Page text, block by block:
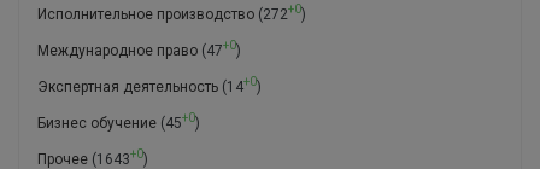
Исполнительное производство (272+0)
Международное право (47+0)
Экспертная деятельность (14+0)
Бизнес обучение (45+0)
Прочее (1643+0)